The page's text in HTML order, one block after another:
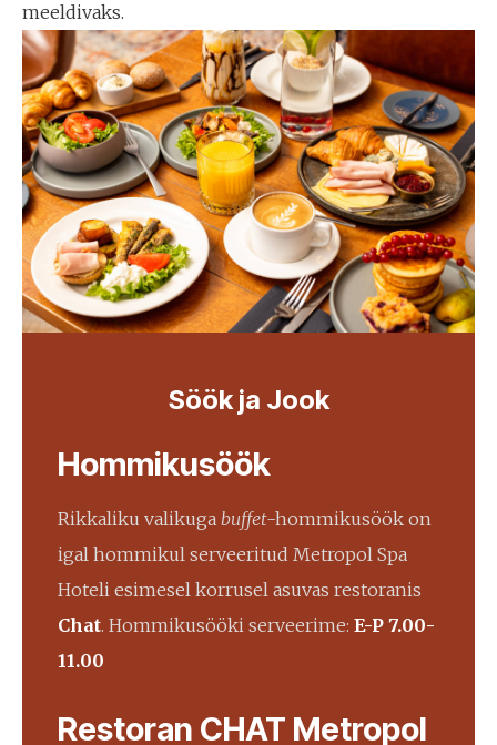
meeldivaks.
Söök ja Jook
Hommikusöök
Rikkaliku valikuga buffet-hommikusöök on
igal hommikul serveeritud Metropol Spa
Hoteli esimesel korrusel asuvas restoranis
Chat. Hommikusööki serveerime: E-P 7.00-
11.00
Restoran CHAT Metropol